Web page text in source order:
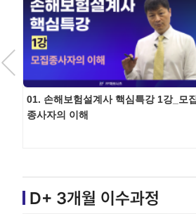
01. 손해보험설계사 핵심특강 1강_모집
종사자의 이해
D+ 3개월 이수과정